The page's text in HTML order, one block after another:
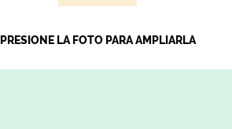
PRESIONE LA FOTO PARA AMPLIARLA